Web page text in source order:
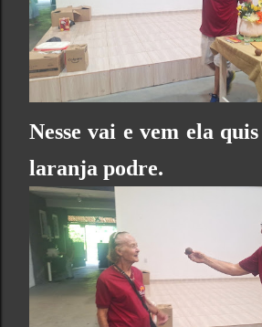
Nesse vai e vem ela
laranja podre.